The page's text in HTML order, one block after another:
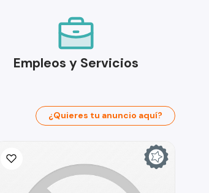
Empleos y Servicios
¿Quieres tu anuncio aquí?